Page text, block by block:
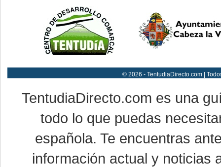
© 2026 - TentudiaDirecto.com |
TentudiaDirecto.com es una
todo lo que puedas
española. Te encuentras
información actual y noticias